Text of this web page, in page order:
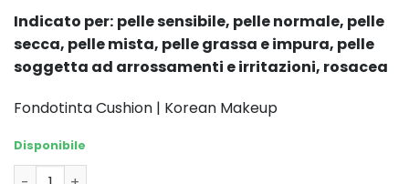
Indicato per: pelle sensibile, pelle normale, pelle
secca, pelle mista, pelle grassa e impura, pelle
soggetta ad arrossamenti e irritazioni, rosacea
Fondotinta Cushion | Korean Makeup
Disponibile
PARNELL Cicamanu Serum Cushion #21N (Rosy) 15g